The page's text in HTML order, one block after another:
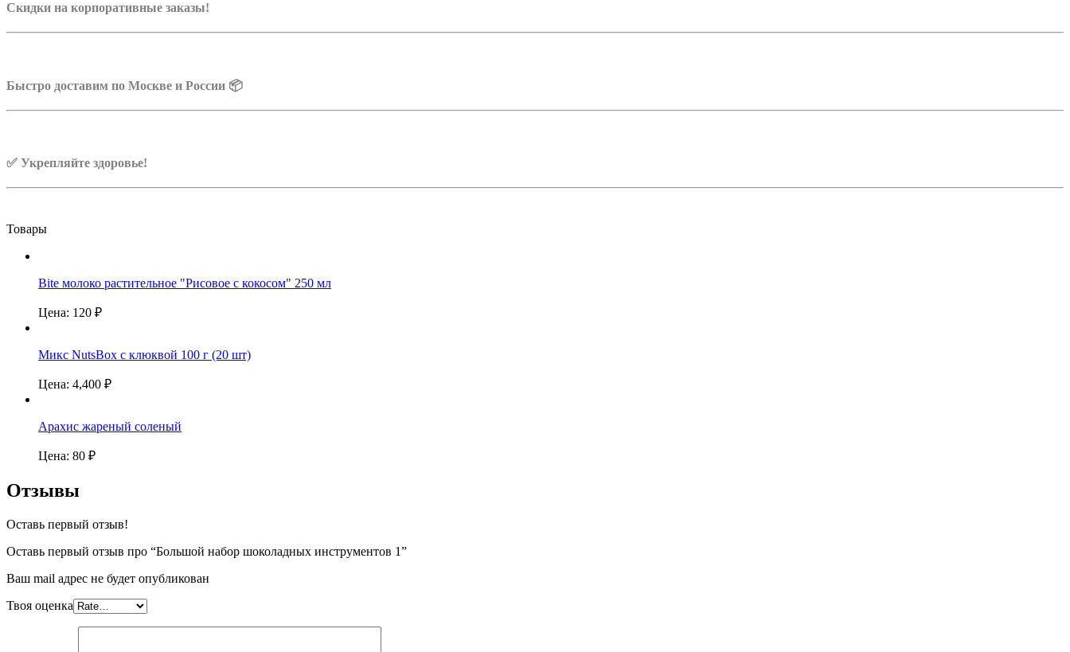
Скидки на корпоративные заказы!
Быстро доставим по Москве и России 📦
✅ Укрепляйте здоровье!
Товары
Bite молоко растительное "Рисовое с кокосом" 250 мл
Цена: 120 ₽
Микс NutsBox с клюквой 100 г (20 шт)
Цена: 4,400 ₽
Арахис жареный соленый
Цена: 80 ₽
Отзывы
Оставь первый отзыв!
Оставь первый отзыв про “Большой набор шоколадных инструментов 1”
Ваш mail адрес не будет опубликован
Твоя оценка